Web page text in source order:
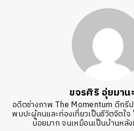
ขจรศิริ อุ่ยมาน
อดีตช่างภาพ The Momentum ดีกรี
พบปะผู้คนและท่องเที่ยวเป็นชีวิตจิตใจ
บ่อยมาก จนเหมือนเป็นบ้านหลัง